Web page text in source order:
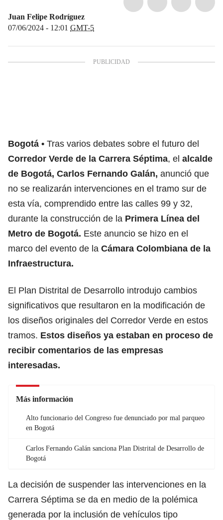
Juan Felipe Rodríguez
07/06/2024 - 12:01 GMT-5
Bogotá
Tras varios debates sobre el futuro del
Corredor Verde de la Carrera Séptima, el alcalde
de Bogotá, Carlos Fernando Galán, anunció que
no se realizarán intervenciones en el tramo sur de
esta vía, comprendido entre las calles 99 y 32,
durante la construcción de la Primera Línea del
Metro de Bogotá. Este anuncio se hizo en el
marco del evento de la Cámara Colombiana de la
Infraestructura.
El Plan Distrital de Desarrollo introdujo cambios
significativos que resultaron en la modificación de
los diseños originales del Corredor Verde en estos
tramos. Estos diseños ya estaban en proceso de
recibir comentarios de las empresas
interesadas.
Más información
Alto funcionario del Congreso fue denunciado por mal parqueo
en Bogotá
Carlos Fernando Galán sanciona Plan Distrital de Desarrollo de
Bogotá
La decisión de suspender las intervenciones en la
Carrera Séptima se da en medio de la polémica
generada por la inclusión de vehículos tipo